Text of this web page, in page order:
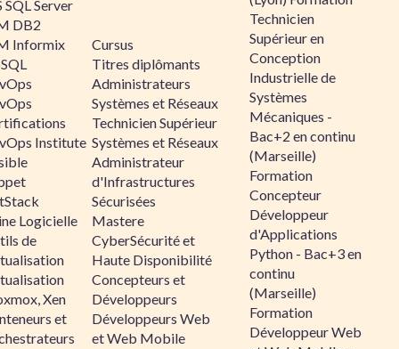
SQL Server
DB2
Informix
Institute
Logicielle
de
Xen
et
Cursus
Titres diplômants
Administrateurs
Systèmes et Réseaux
Technicien Supérieur
Systèmes et Réseaux
Administrateur
d'Infrastructures
Sécurisées
Mastere
CyberSécurité et
Haute Disponibilité
Concepteurs et
Développeurs
Développeurs Web
et Web Mobile
Technicien
Supérieur en
Conception
Industrielle de
Systèmes
Mécaniques -
Bac+2 en continu
(Marseille)
Formation
Concepteur
Développeur
d'Applications
Python - Bac+3 en
continu
(Marseille)
Formation
Développeur Web